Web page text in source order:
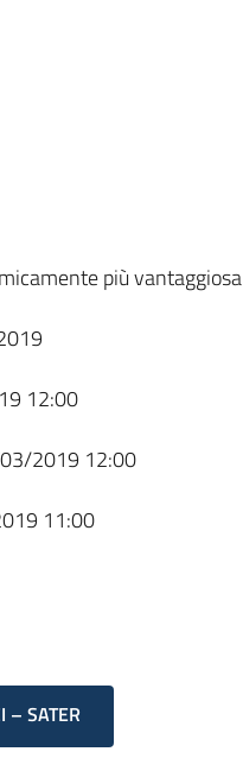
più vantaggiosa
12:00
2019 12:00
11:00
– SATER